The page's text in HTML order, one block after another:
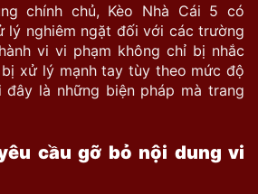
chính chủ, Kèo Nhà Cái 5 có
lý nghiêm ngặt đối với các trường
vi vi phạm không chỉ bị nhắc
xử lý mạnh tay tùy theo mức độ
đây là những biện pháp mà trang
cầu gỡ bỏ nội dung vi